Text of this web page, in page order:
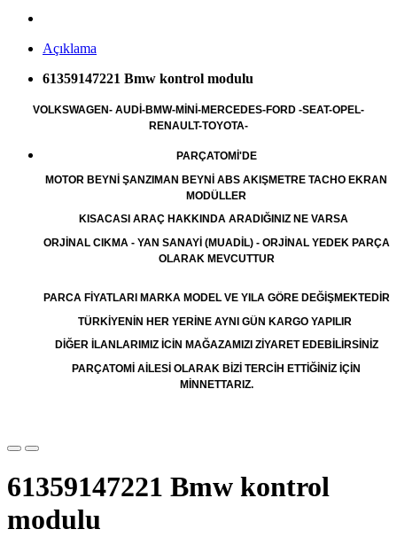
Açıklama
61359147221 Bmw kontrol modulu
VOLKSWAGEN- AUDİ-BMW-MİNİ-MERCEDES-FORD -SEAT-OPEL-
RENAULT-TOYOTA-
PARÇATOMİ'DE
MOTOR BEYNİ ŞANZIMAN BEYNİ ABS AKIŞMETRE TACHO EKRAN
MODÜLLER
KISACASI ARAÇ HAKKINDA ARADIĞINIZ NE VARSA
ORJİNAL CIKMA - YAN SANAYİ (MUADİL) - ORJİNAL YEDEK PARÇA
OLARAK MEVCUTTUR
PARCA FİYATLARI MARKA MODEL VE YILA GÖRE DEĞİŞMEKTEDİR
TÜRKİYENİN HER YERİNE AYNI GÜN KARGO YAPILIR
DİĞER İLANLARIMIZ İCİN MAĞAZAMIZI ZİYARET EDEBİLİRSİNİZ
PARÇATOMİ AİLESİ OLARAK BİZİ TERCİH ETTİĞİNİZ İÇİN
MİNNETTARIZ.
61359147221 Bmw kontrol
modulu